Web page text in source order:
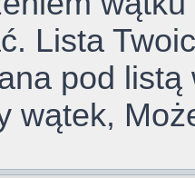
Lista
pod listą
wątek,